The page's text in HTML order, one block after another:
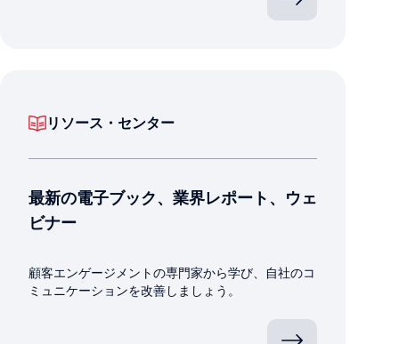
リソース・センター
最新の電子ブック、業界レポート、ウェ
ビナー
顧客エンゲージメントの専門家から学び、自社のコ
ミュニケーションを改善しましょう。